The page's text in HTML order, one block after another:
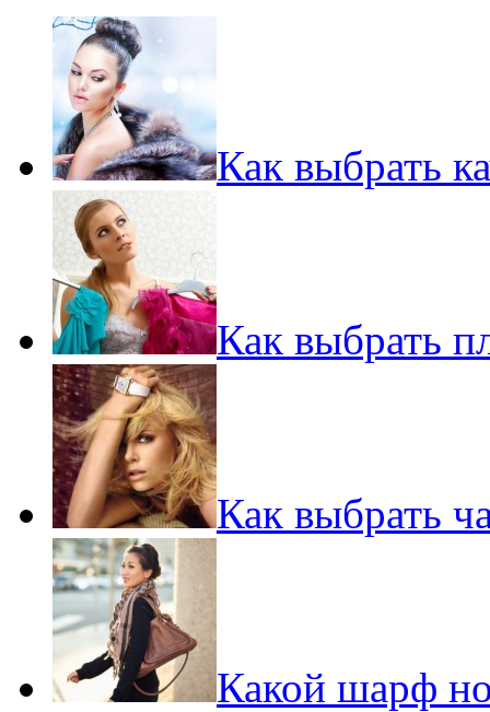
Как выбрать
Как выбрать
Как выбрать
Какой шарф